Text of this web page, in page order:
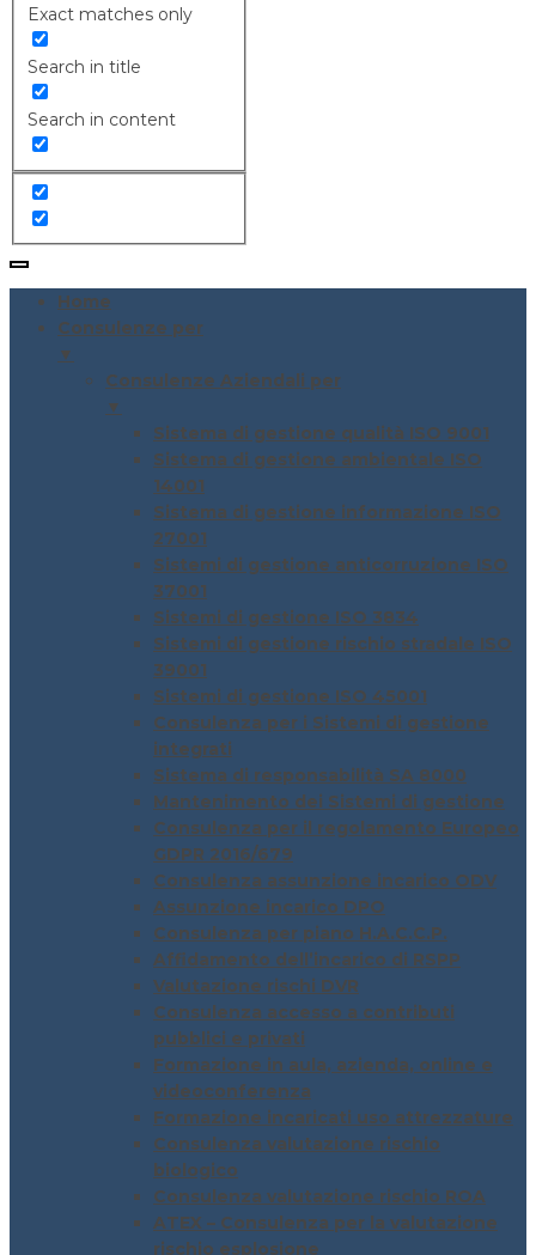
Exact matches only
Search in title
Search in content
Home
Consulenze per
▼
Consulenze Aziendali per
▼
Sistema di gestione qualità ISO 9001
Sistema di gestione ambientale ISO
14001
Sistema di gestione informazione ISO
27001
Sistemi di gestione anticorruzione ISO
37001
Sistemi di gestione ISO 3834
Sistemi di gestione rischio stradale ISO
39001
Sistemi di gestione ISO 45001
Consulenza per i Sistemi di gestione
integrati
Sistema di responsabilità SA 8000
Mantenimento dei Sistemi di gestione
Consulenza per il regolamento Europeo
GDPR 2016/679
Consulenza assunzione incarico ODV
Assunzione incarico DPO
Consulenza per piano H.A.C.C.P.
Affidamento dell’incarico di RSPP
Valutazione rischi DVR
Consulenza accesso a contributi
pubblici e privati
Formazione in aula, azienda, online e
videoconferenza
Formazione incaricati uso attrezzature
Consulenza valutazione rischio
biologico
Consulenza valutazione rischio ROA
ATEX – Consulenza per la valutazione
rischio esplosione